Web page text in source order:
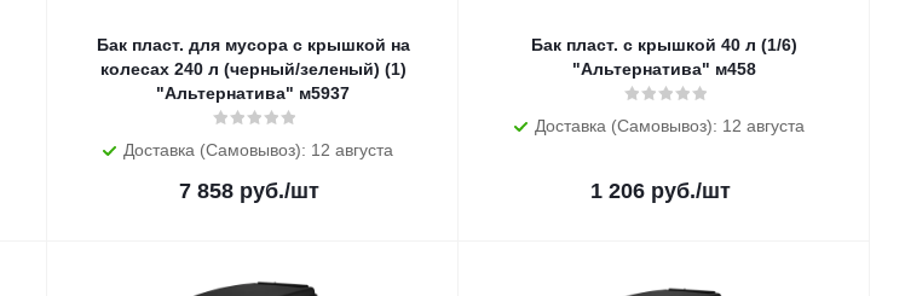
Бак пласт. для мусора с крышкой на
колесах 240 л (черный/зеленый) (1)
"Альтернатива" м5937
Доставка (Самовывоз): 12 августа
7 858руб./шт
Бак пласт. с крышкой 40 л (1/6)
"Альтернатива" м458
Доставка (Самовывоз): 12 августа
1 206руб./шт